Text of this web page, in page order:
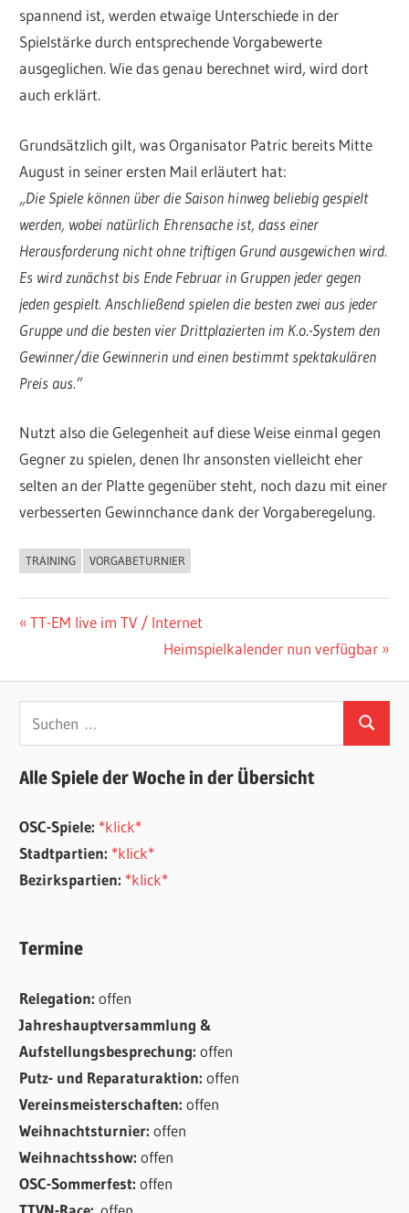
spannend ist, werden etwaige Unterschiede in der
Spielstärke durch entsprechende Vorgabewerte
ausgeglichen. Wie das genau berechnet wird, wird dort
auch erklärt.
Grundsätzlich gilt, was Organisator Patric bereits Mitte
August in seiner ersten Mail erläutert hat:
„Die Spiele können über die Saison hinweg beliebig gespielt
werden, wobei natürlich Ehrensache ist, dass einer
Herausforderung nicht ohne triftigen Grund ausgewichen wird.
Es wird zunächst bis Ende Februar in Gruppen jeder gegen
jeden gespielt. Anschließend spielen die besten zwei aus jeder
Gruppe und die besten vier Drittplazierten im K.o.-System den
Gewinner/die Gewinnerin und einen bestimmt spektakulären
Preis aus.“
Nutzt also die Gelegenheit auf diese Weise einmal gegen
Gegner zu spielen, denen Ihr ansonsten vielleicht eher
selten an der Platte gegenüber steht, noch dazu mit einer
verbesserten Gewinnchance dank der Vorgaberegelung.
ALLGEMEIN
TRAINING VORGABETURNIER
Beitragsnavigation
Vorheriger
TT-EM live im TV / Internet
Nächster
Heimspielkalender nun verfügbar
Suchen
Alle Spiele der Woche in der Übersicht
OSC-Spiele: *klick*
Stadtpartien: *klick*
Bezirkspartien: *klick*
Termine
Relegation:offen
Jahreshauptversammlung &
Aufstellungsbesprechung:offen
Putz- und Reparaturaktion:offen
Vereinsmeisterschaften:offen
Weihnachtsturnier:offen
Weihnachtsshow:offen
OSC-Sommerfest:offen